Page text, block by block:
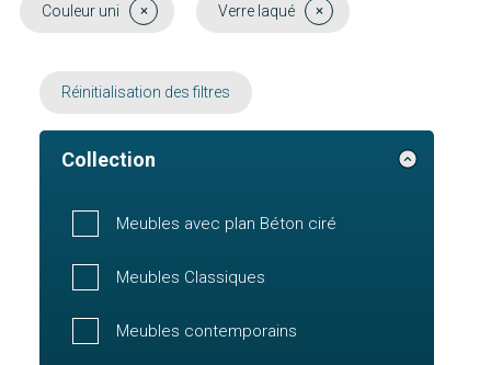
Couleur uni Verre laqué
Réinitialisation des filtres
Collection
Meubles avec plan Béton ciré
Meubles Classiques
Meubles contemporains